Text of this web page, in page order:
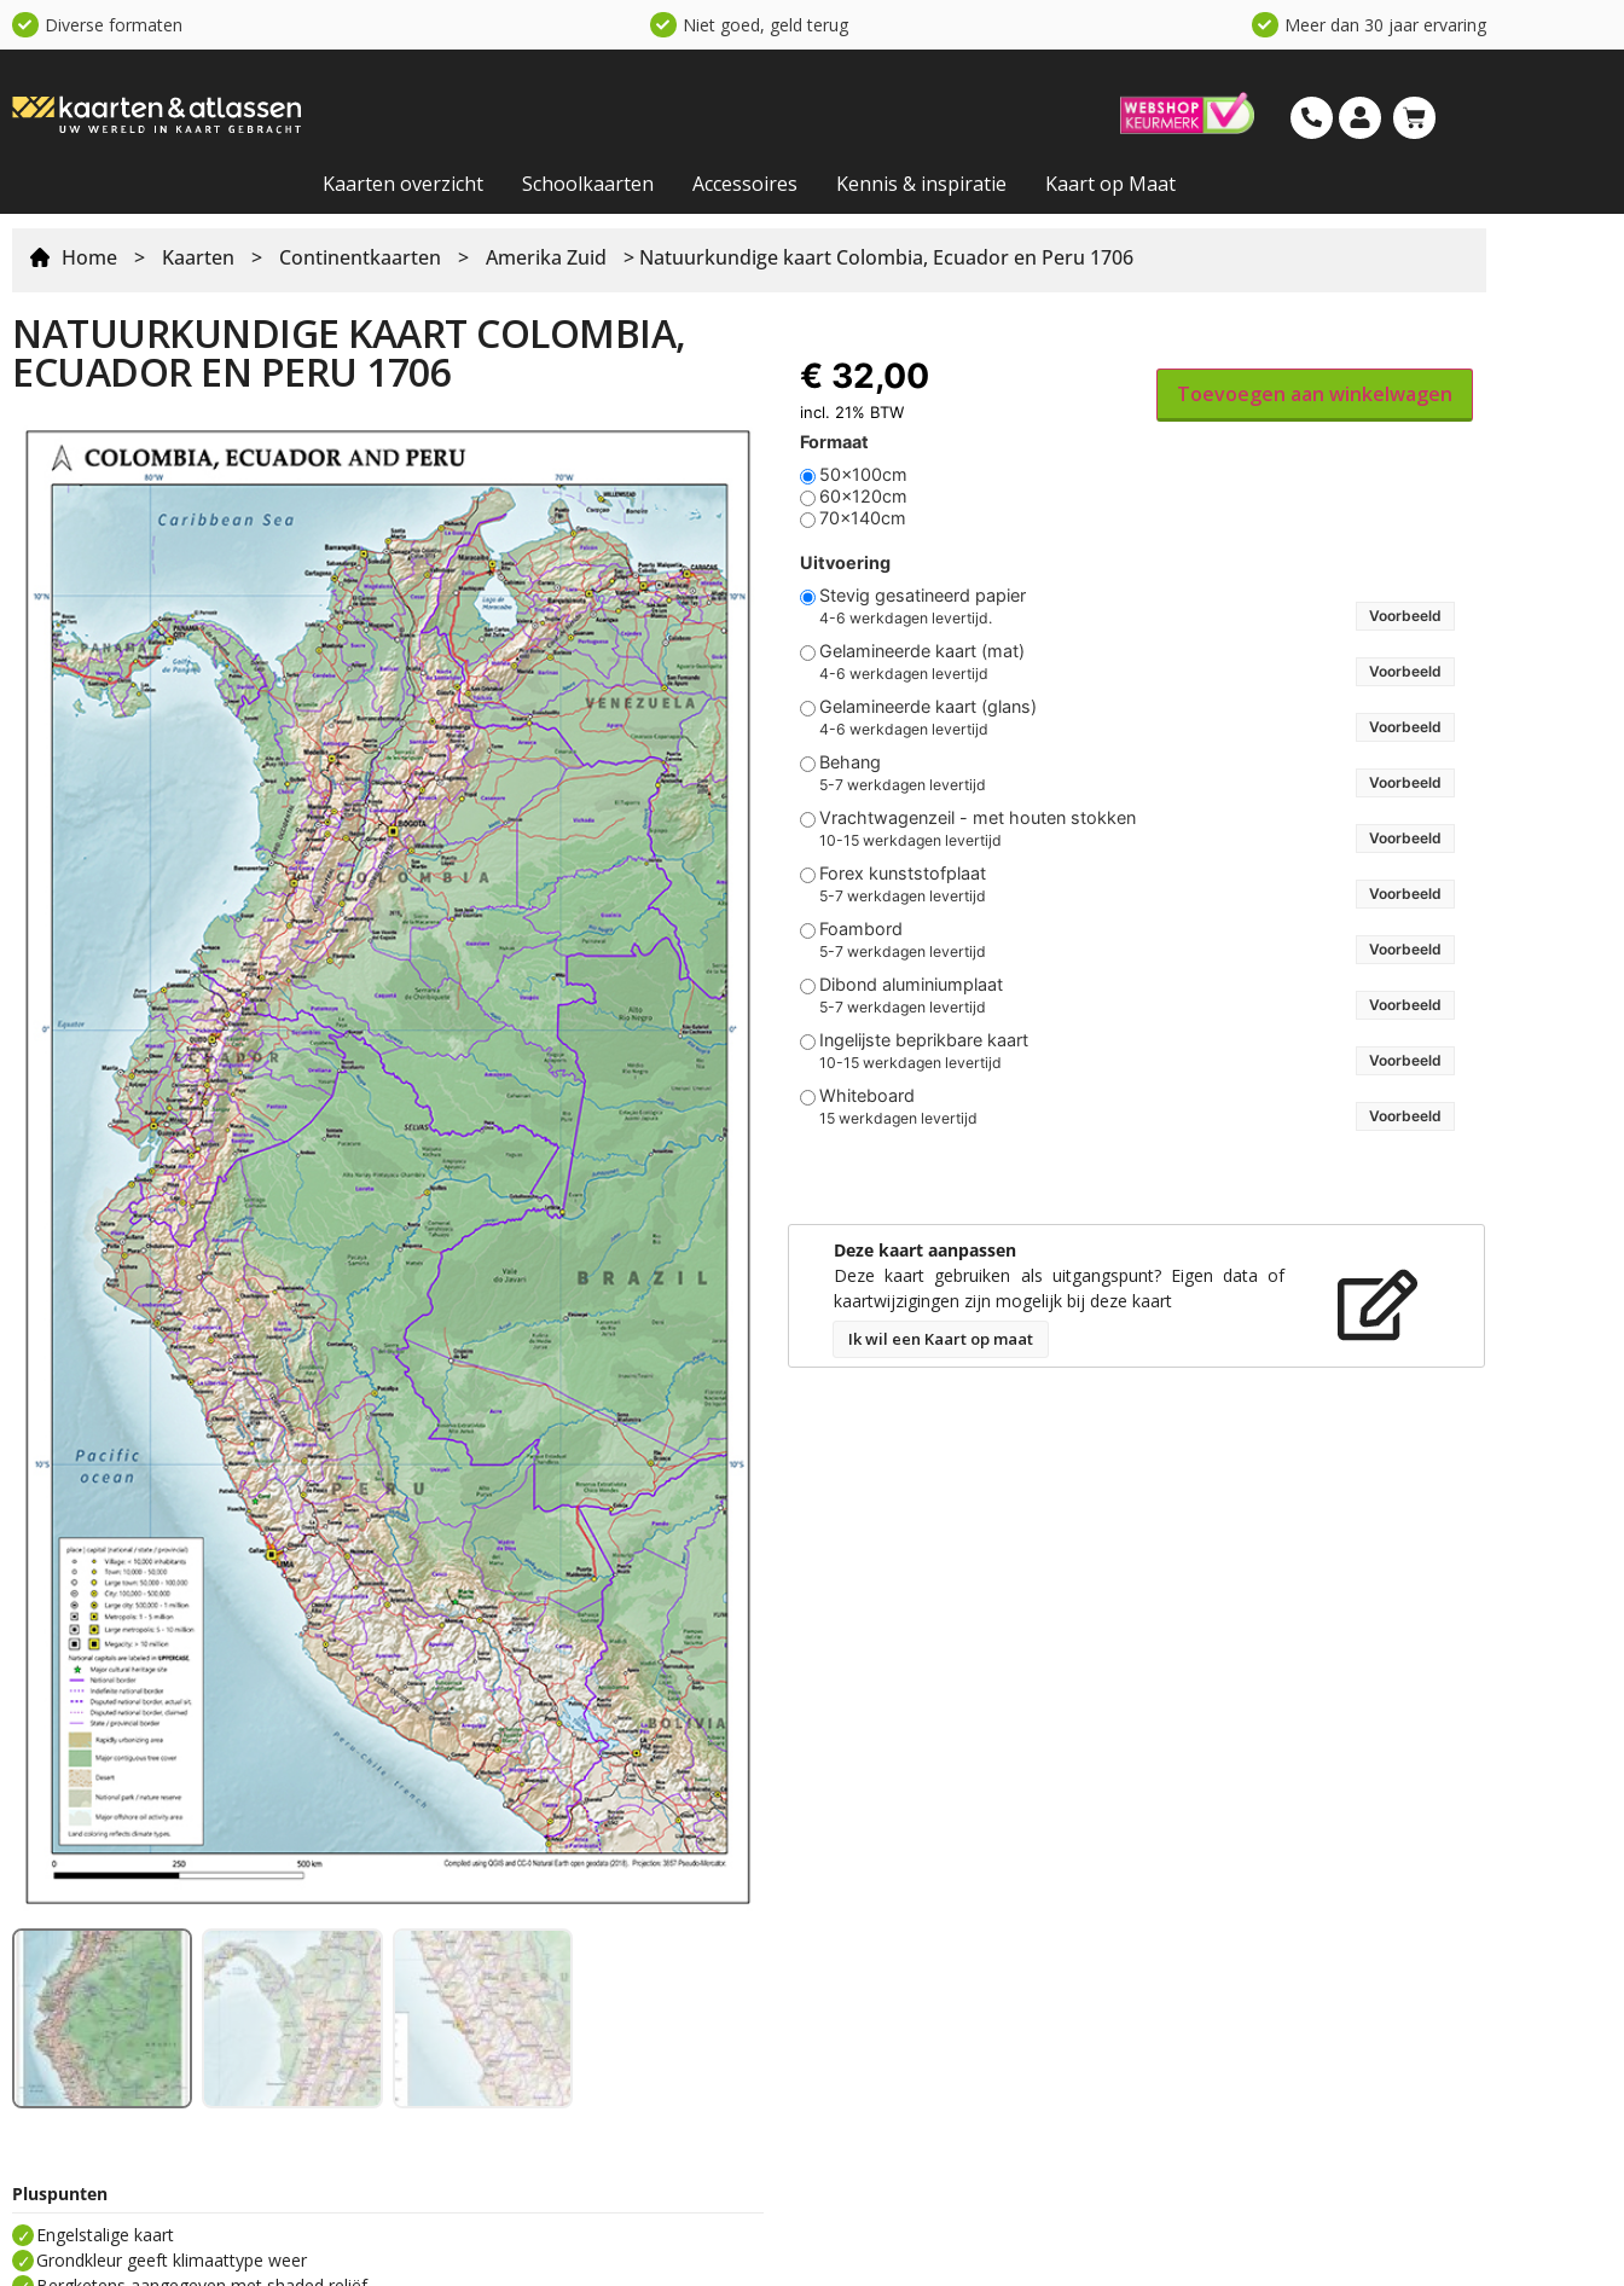
Diverse formaten Niet goed, geld terug Meer dan 30 jaar ervaring
Kaarten overzicht Schoolkaarten Accessoires Kennis & inspiratie Kaart op Maat
Home > Kaarten > Continentkaarten > Amerika Zuid > Natuurkundige kaart Colombia, Ecuador en Peru 1706
NATUURKUNDIGE KAART COLOMBIA,
ECUADOR EN PERU 1706
Pluspunten
Engelstalige kaart
Grondkleur geeft klimaattype weer
Formaat
50x100cm
60x120cm
70x140cm
Uitvoering
Stevig gesatineerd papier
4-6 werkdagen levertijd. Voorbeeld
Gelamineerde kaart (mat)
4-6 werkdagen levertijd Voorbeeld
Gelamineerde kaart (glans)
4-6 werkdagen levertijd Voorbeeld
Behang
5-7 werkdagen levertijd Voorbeeld
Vrachtwagenzeil - met houten stokken
10-15 werkdagen levertijd Voorbeeld
Forex kunststofplaat
5-7 werkdagen levertijd Voorbeeld
Foambord
5-7 werkdagen levertijd Voorbeeld
Dibond aluminiumplaat
5-7 werkdagen levertijd Voorbeeld
Ingelijste beprikbare kaart
10-15 werkdagen levertijd Voorbeeld
Whiteboard
15 werkdagen levertijd Voorbeeld
€ 32,00
incl. 21% BTW
Toevoegen aan winkelwagen
Deze kaart aanpassen
Deze kaart gebruiken als uitgangspunt? Eigen data of
kaartwijzigingen zijn mogelijk bij deze kaart
Ik wil een Kaart op maat